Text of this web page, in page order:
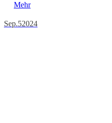
Mehr
Sep.52024